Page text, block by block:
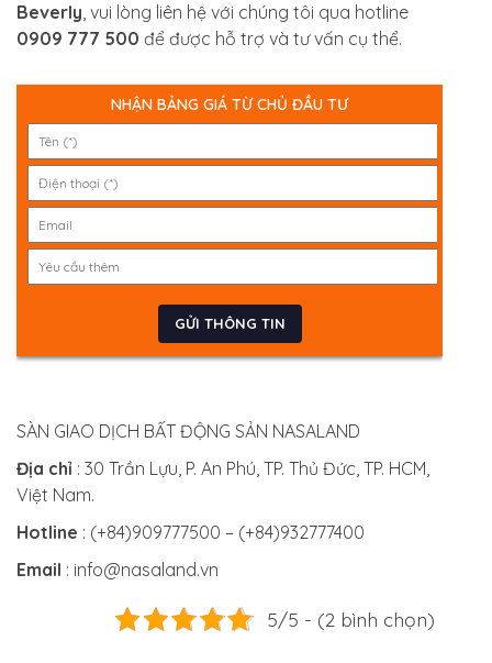
Beverly, vui lòng liên hệ với chúng tôi qua hotline
0909 777 500 để được hỗ trợ và tư vấn cụ thể.
NHẬN BẢNG GIÁ TỪ CHỦ ĐẦU TƯ
SÀN GIAO DỊCH BẤT ĐỘNG SẢN NASALAND
Địa chỉ : 30 Trần Lựu, P. An Phú, TP. Thủ Đức, TP. HCM,
Việt Nam.
Hotline : (+84)909777500 – (+84)932777400
Email : info@nasaland.vn
5/5 - (2 bình chọn)